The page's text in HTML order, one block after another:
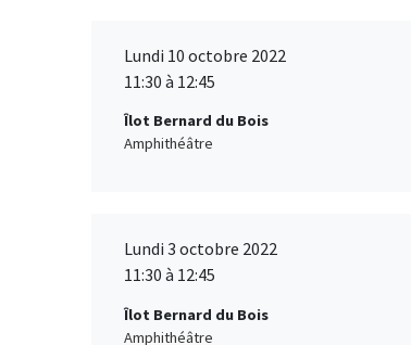
Lundi 10 octobre 2022
11:30 à 12:45
Îlot Bernard du Bois
Amphithéâtre
Lundi 3 octobre 2022
11:30 à 12:45
Îlot Bernard du Bois
Amphithéâtre